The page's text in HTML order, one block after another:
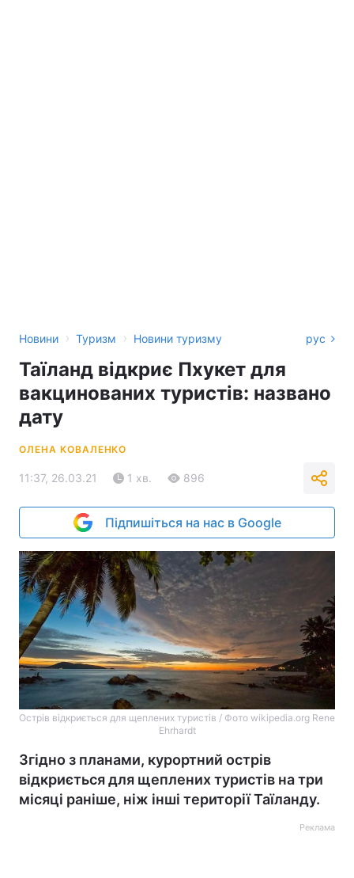
Новини › Туризм › Новини туризму рус
Таїланд відкриє Пхукет для
вакцинованих туристів: названо
дату
ОЛЕНА КОВАЛЕНКО
11:37, 26.03.21 1 хв. 896
Підпишіться на нас в Google
Острів відкриється для щеплених туристів / Фото wikipedia.org Rene
Ehrhardt
Згідно з планами, курортний острів
відкриється для щеплених туристів на три
місяці раніше, ніж інші території Таїланду.
Реклама